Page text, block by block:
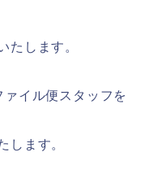
たします。
イル便スタッフを
します。